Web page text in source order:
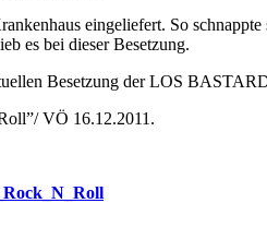
eingeliefert. So schnappte
es bei dieser Besetzung.
Besetzung der LOS
VÖ 16.12.2011.